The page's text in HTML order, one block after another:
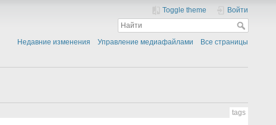
Toggle theme Войти
Недавние изменения Управление медиафайлами Все страницы
tags